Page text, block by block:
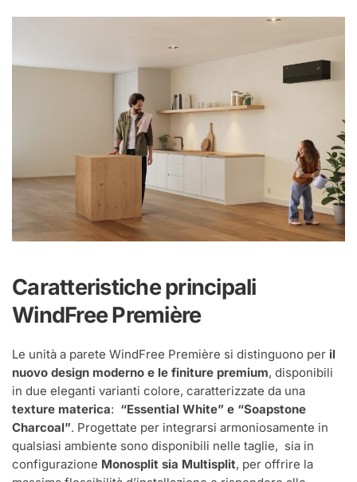
Caratteristiche principali
WindFree Première
Le unità a parete WindFree Première si distinguono per il
nuovo design moderno e le finiture premium, disponibili
in due eleganti varianti colore, caratterizzate da una
texture materica: “Essential White” e “Soapstone
Charcoal”. Progettate per integrarsi armoniosamente in
qualsiasi ambiente sono disponibili nelle taglie, sia in
configurazione Monosplit sia Multisplit, per offrire la